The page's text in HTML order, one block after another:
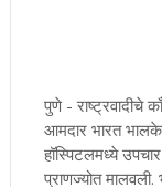
पुणे - राष्ट्रवादीचे
आमदार भारत भालके
हॉस्पिटलमध्ये
प्राणज्योत